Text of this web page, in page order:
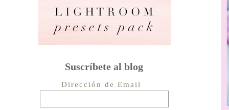
Suscríbete al blog
Dirección de Email